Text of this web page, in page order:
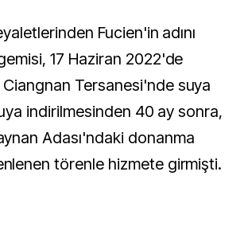
Fucien'in adını
17 Haziran 2022'de
Tersanesi'nde suya
indirilmesinden 40 ay sonra,
Adası'ndaki donanma
törenle hizmete girmişti.